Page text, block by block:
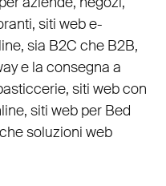
, siti web e-
sia B2C che B2B,
e la consegna a
, siti web con
, siti web per Bed
soluzioni web